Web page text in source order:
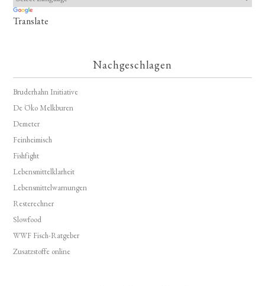
Translate
Nachgeschlagen
Bruderhahn Initiative
De Öko Melkburen
Demeter
Feinheimisch
Fishfight
Lebensmittelklarheit
Lebensmittelwarnungen
Resterechner
Slowfood
WWF Fisch-Ratgeber
Zusatzstoffe online